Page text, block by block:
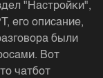
"Настройки",
его описание,
были
Вот
чатбот